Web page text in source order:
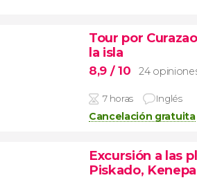
Tour por
la isla
8,9 / 10 24
7 horas Inglés
Cancelación gratuita
Excursión a las
Piskado,